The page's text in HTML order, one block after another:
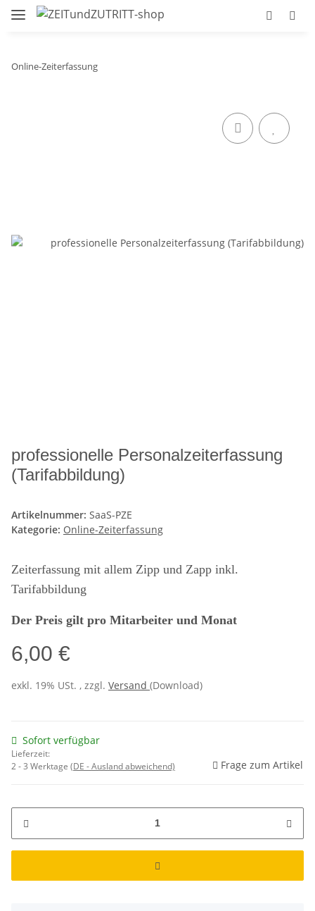
Online-Zeiterfassung
professionelle Personalzeiterfassung
(Tarifabbildung)
Artikelnummer: SaaS-PZE
Kategorie: Online-Zeiterfassung
Zeiterfassung mit allem Zipp und Zapp inkl.
Tarifabbildung
Der Preis gilt pro Mitarbeiter und Monat
6,00 €
exkl. 19% USt. , zzgl. Versand (Download)
Sofort verfügbar
Lieferzeit:
2 - 3 Werktage (DE - Ausland abweichend) Frage zum Artikel